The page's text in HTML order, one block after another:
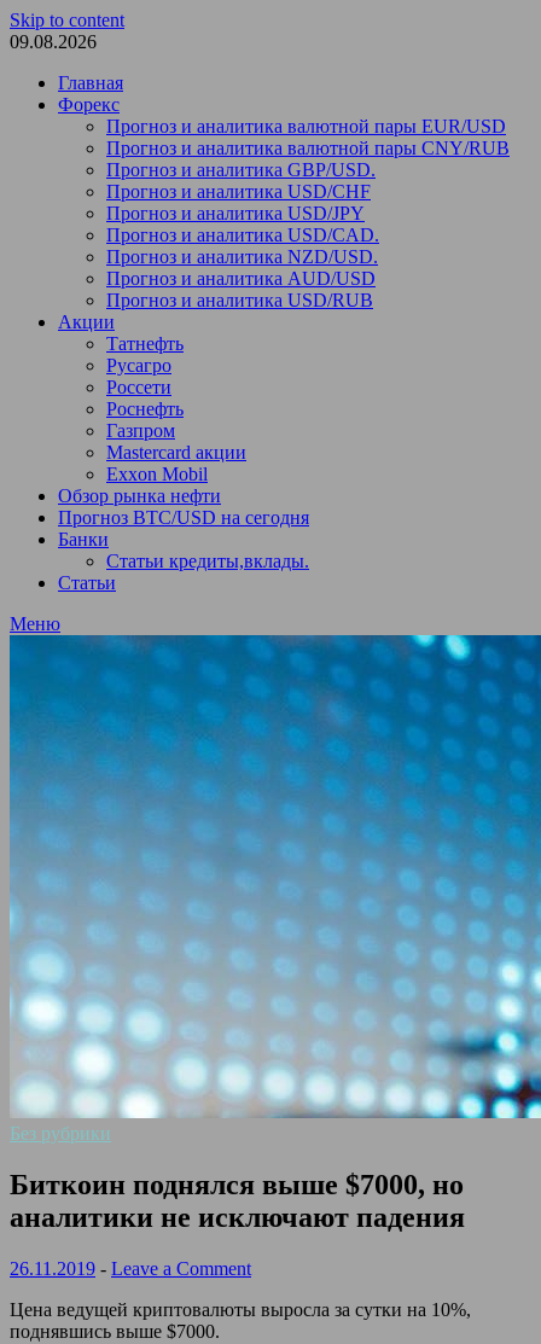
Skip to content
09.08.2026
Главная
Форекс
Прогноз и аналитика валютной пары EUR/USD
Прогноз и аналитика валютной пары CNY/RUB
Прогноз и аналитика GBP/USD.
Прогноз и аналитика USD/CHF
Прогноз и аналитика USD/JPY
Прогноз и аналитика USD/CAD.
Прогноз и аналитика NZD/USD.
Прогноз и аналитика AUD/USD
Прогноз и аналитика USD/RUB
Акции
Татнефть
Русагро
Россети
Роснефть
Газпром
Mastercard акции
Exxon Mobil
Обзор рынка нефти
Прогноз BTC/USD на сегодня
Банки
Статьи кредиты,вклады.
Статьи
Меню
Без рубрики
Биткоин поднялся выше $7000, но
аналитики не исключают падения
26.11.2019 - Leave a Comment
Цена ведущей криптовалюты выросла за сутки на 10%,
поднявшись выше $7000.